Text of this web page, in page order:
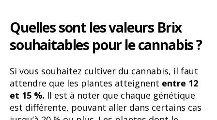
Quelles sont les valeurs Brix
souhaitables pour le cannabis ?
Si vous souhaitez cultiver du cannabis, il faut
attendre que les plantes atteignent entre 12
et 15 %. Il est à noter que chaque génétique
est différente, pouvant aller dans certains cas